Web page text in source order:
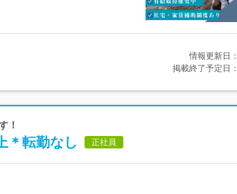
情報更新日：
掲載終了予定日：
！
＊転勤なし 正社員